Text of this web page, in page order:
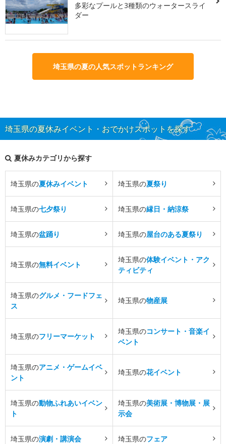
多彩なプールと3種類のウォータースライ
ダー
埼玉県の夏の人気スポットランキング
埼玉県の夏休みイベント・おでかけスポットを探す
夏休みカテゴリから探す
埼玉県の夏休みイベント 埼玉県の夏祭り
埼玉県の七夕祭り 埼玉県の縁日・納涼祭
埼玉県の盆踊り 埼玉県の屋台のある夏祭り
埼玉県の無料イベント
埼玉県の体験イベント・アク
ティビティ
埼玉県のグルメ・フードフェ
ス
埼玉県の物産展
埼玉県のフリーマーケット
埼玉県のコンサート・音楽イ
ベント
埼玉県のアニメ・ゲームイベ
ント
埼玉県の花イベント
埼玉県の動物ふれあいイベン
ト
埼玉県の美術展・博物展・展
示会
埼玉県の演劇・講演会 埼玉県のフェア